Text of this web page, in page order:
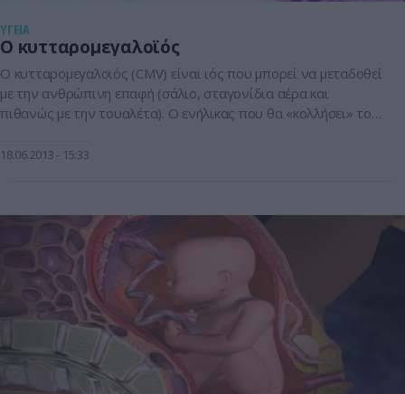
ΥΓΕΙΑ
Ο κυτταρομεγαλοϊός
Ο κυτταρομεγαλοϊός (CMV) είναι ιός που μπορεί να μεταδοθεί
με την ανθρώπινη επαφή (σάλιο, σταγονίδια αέρα και
πιθανώς με την τουαλέτα). Ο ενήλικας που θα «κολλήσει» τον
ορισμένες φορές η μόλυνση μοιάζει με γρίπη ή λοιμώδη
18.06.2013 15:33